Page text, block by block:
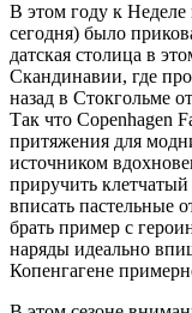
В этом году к Неделе
сегодня) было
датская столица в
Скандинавии, где
назад в Стокгольме
Так что Copenhagen
притяжения для
источником
приручить
вписать пастельные
брать пример с
наряды идеально
Копенгагене